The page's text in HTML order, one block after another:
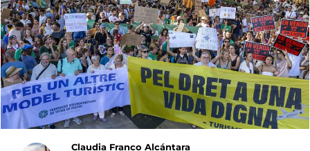
Claudia Franco Alcántara